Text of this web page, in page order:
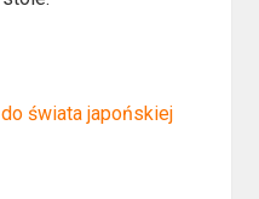
świata japońskiej